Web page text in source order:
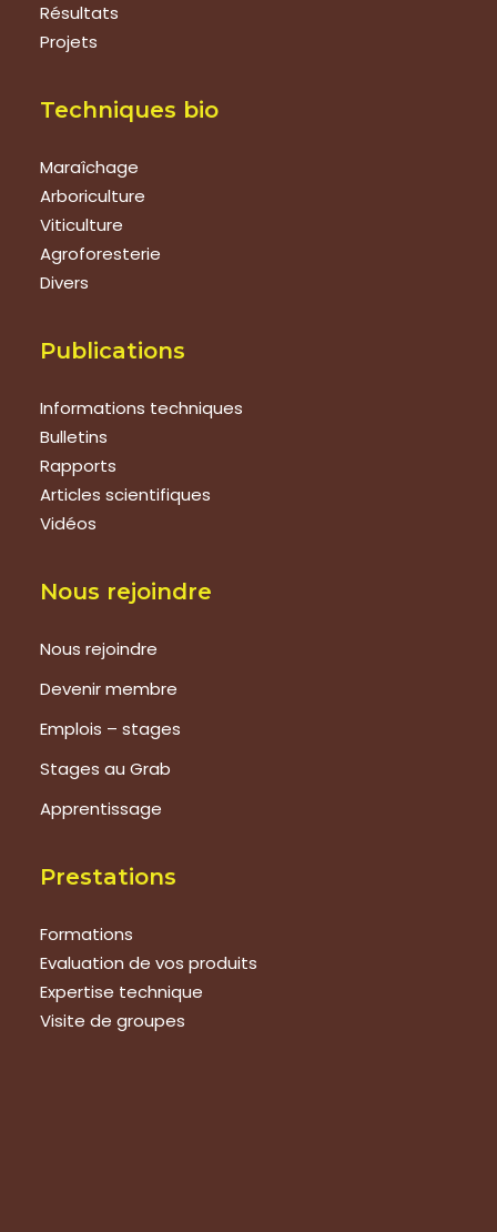
Résultats
Projets
Techniques bio
Maraîchage
Arboriculture
Viticulture
Agroforesterie
Divers
Publications
Informations techniques
Bulletins
Rapports
Articles scientifiques
Vidéos
Nous rejoindre
Nous rejoindre
Devenir membre
Emplois – stages
Stages au Grab
Apprentissage
Prestations
Formations
Evaluation de vos produits
Expertise technique
Visite de groupes